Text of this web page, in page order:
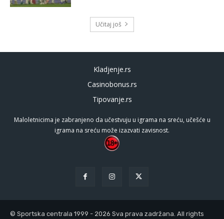
Učitaj još
Kladjenje.rs
Casinobonus.rs
Tipovanje.rs
Maloletnicima je zabranjeno da učestvuju u igrama na sreću, učešće u
igrama na sreću može izazvati zavisnost.
© Sportska centrala 1999 - 2026 Sva prava zadržana. All rights